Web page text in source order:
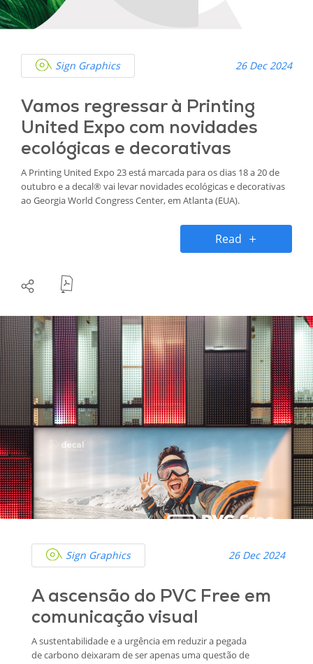
Sign Graphics 26 Dec 2024
Vamos regressar à Printing
United Expo com novidades
ecológicas e decorativas
A Printing United Expo 23 está marcada para os dias 18 a 20 de
outubro e a decal® vai levar novidades ecológicas e decorativas
ao Georgia World Congress Center, em Atlanta (EUA).
Read
Sign Graphics 26 Dec 2024
A ascensão do PVC Free em
comunicação visual
A sustentabilidade e a urgência em reduzir a pegada
de carbono deixaram de ser apenas uma questão de